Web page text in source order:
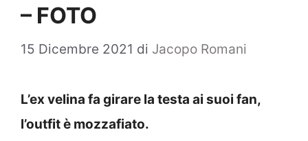
– FOTO
15 Dicembre 2021 di Jacopo Romani
L’ex velina fa girare la testa ai suoi fan,
l’outfit è mozzafiato.